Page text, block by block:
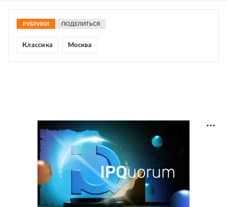
РУБРИКИ ПОДЕЛИТЬСЯ
Классика Москва